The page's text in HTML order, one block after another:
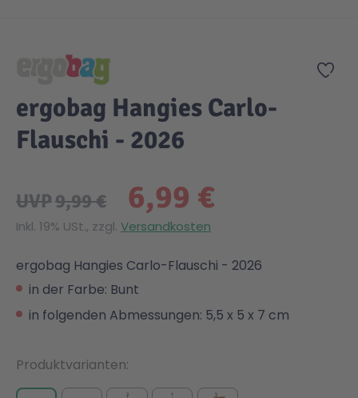
Zur
ergobag Hangies Carlo-
Flauschi - 2026
6,99 €
UVP9,99 €
Inkl. 19% USt., zzgl. Versandkosten
ergobag Hangies Carlo-Flauschi - 2026
in der Farbe: Bunt
in folgenden Abmessungen: 5,5 x 5 x 7 cm
Produktvarianten